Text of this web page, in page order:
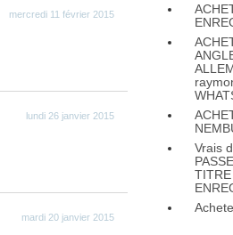
mercredi 11 février 2015
lundi 26 janvier 2015
mardi 20 janvier 2015
Vrais